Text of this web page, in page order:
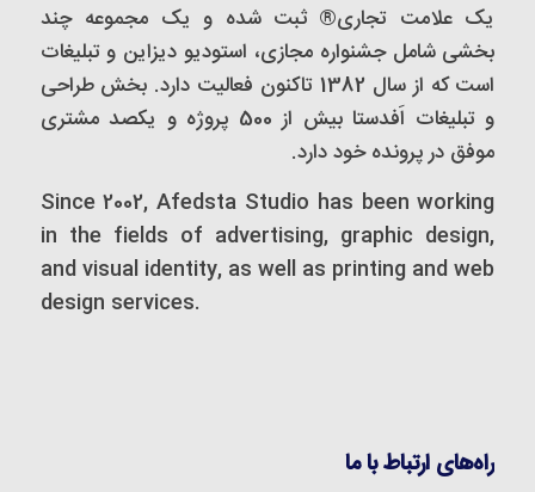
یک علامت تجاری® ثبت شده و یک مجموعه‌ چند
بخشی شامل جشنواره مجازی، استودیو دیزاین و تبلیغات
است که از سال 1382 تاکنون فعالیت دارد. بخش طراحی
و تبلیغات اَفدستا بیش از 500 پروژه و یکصد مشتری
موفق در پرونده خود دارد.
Since 2002, Afedsta Studio has been working
in the fields of advertising, graphic design,
and visual identity, as well as printing and web
design services.
راه‌های ارتباط با ما